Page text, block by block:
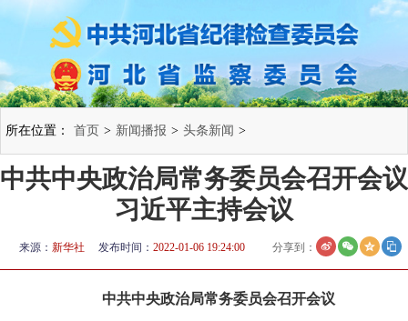
所在位置： 首页 > 新闻播报 > 头条新闻 >
中共中央政治局常务委员会召开会议
习近平主持会议
来源： 新华社 发布时间： 2022-01-06 19:24:00 分享到：
中共中央政治局常务委员会召开会议